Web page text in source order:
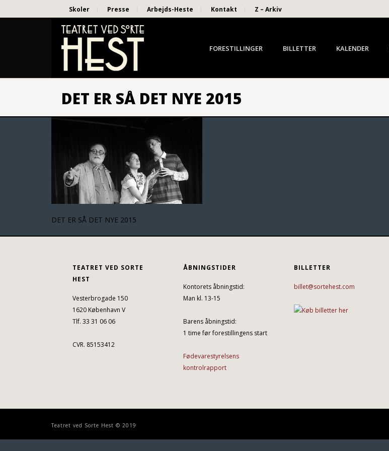
Skoler Presse Arbejds-Heste Kontakt Z – Arkiv
FORESTILLINGER BILLETTER KALENDER
DET ER SÅ DET NYE 2015
DET ER SÅ DET NYE 2015
TEATRET VED SORTE
HEST
Vesterbrogade 150
1620 København V
Tlf. 33 31 06 06
CVR. 85153412
ÅBNINGSTIDER
Kontorets åbningstid:
Man kl. 13-15
Barens åbningstid:
1 time før forestillingens start
Fødevarestyrelsens
kontrolrapport
BILLETTER
billet@sortehest.com
Teatret ved Sorte Hest © 2019